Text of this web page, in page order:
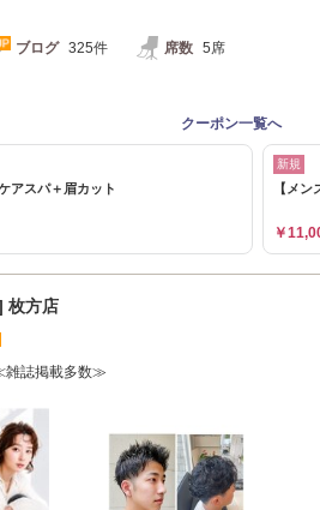
ブログ 325件 席数 5席
クーポン一覧へ
アスパ＋眉カット
新規
【メ
￥
枚方店
誌掲載多数≫